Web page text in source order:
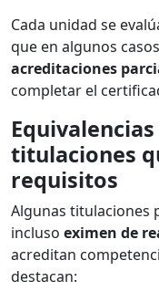
Cada unidad se
que en algunos
acreditaciones
completar el
titulaciones
requisitos
Algunas titulaciones
incluso eximen de
acreditan
destacan: